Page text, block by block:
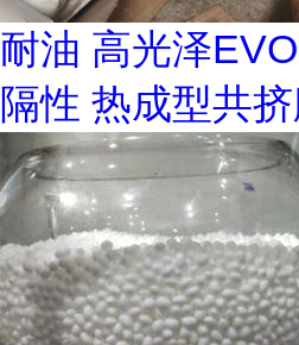
耐油 高光泽
隔性 热成型共